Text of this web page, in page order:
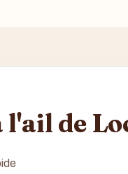
l'ail de